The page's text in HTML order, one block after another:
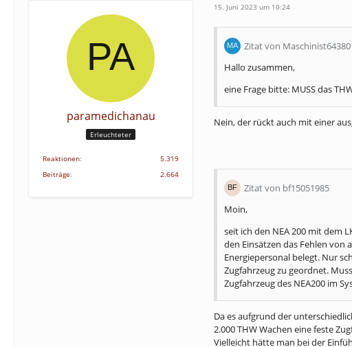
paramedichanau
Erleuchteter
Reaktionen
5.319
Beiträge
2.664
15. Juni 2023 um 10:24
Zitat von Maschinist64380
Hallo zusammen,
eine Frage bitte: MUSS das
Nein, der rückt auch mit einer
Zitat von bf15051985
Moin,
seit ich den NEA 200 mit dem
den Einsätzen das Fehlen von
Energiepersonal belegt. Nur
Zugfahrzeug zu geordnet.
Zugfahrzeug des NEA200 im
Da es aufgrund der
2.000 THW Wachen eine feste
Vielleicht hätte man bei der